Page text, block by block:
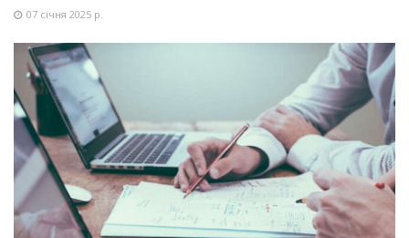
07 січня 2025 р.